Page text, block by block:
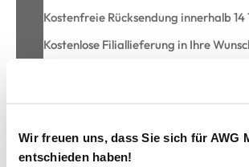
Wir freuen uns, dass Sie sich für AWG
entschieden haben!
Kostenfreie Rücksendung innerhalb 14
Kostenlose Filiallieferung in Ihre